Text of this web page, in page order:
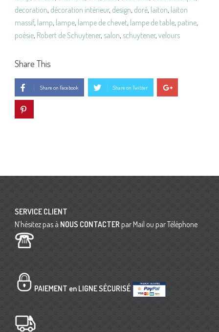
decoration, décoration intérieur, design, doré, laiton, laiton
massif, lamp, lampe, lampe de chevet, lampe de table, patine,
poésie, Robert de Schuytener, salon, schuytener, velours
Share This
Share on Facebook Share on Twitter
SERVICE CLIENT
N’hésitez pas à NOUS CONTACTER par Mail ou par Téléphone
PAIEMENT en LIGNE SÉCURISÉ